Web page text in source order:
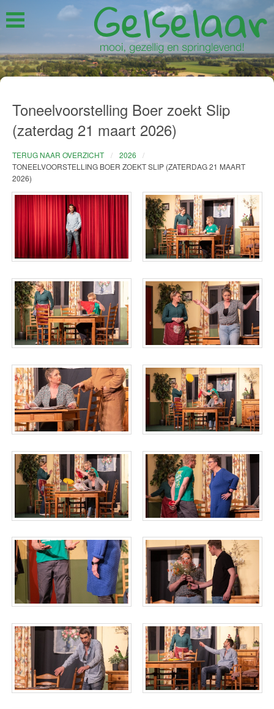
Toneelvoorstelling Boer zoekt Slip
(zaterdag 21 maart 2026)
TERUG NAAR OVERZICHT
2026
TONEELVOORSTELLING BOER ZOEKT SLIP (ZATERDAG 21 MAART
2026)